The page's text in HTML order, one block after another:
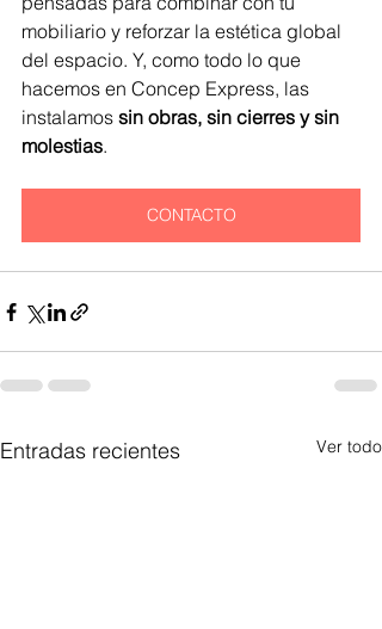
mobiliario y reforzar la estética global
del espacio. Y, como todo lo que
hacemos en Concep Express, las
instalamos sin obras, sin cierres y sin
molestias.
CONTACTO
Entradas recientes Ver todo